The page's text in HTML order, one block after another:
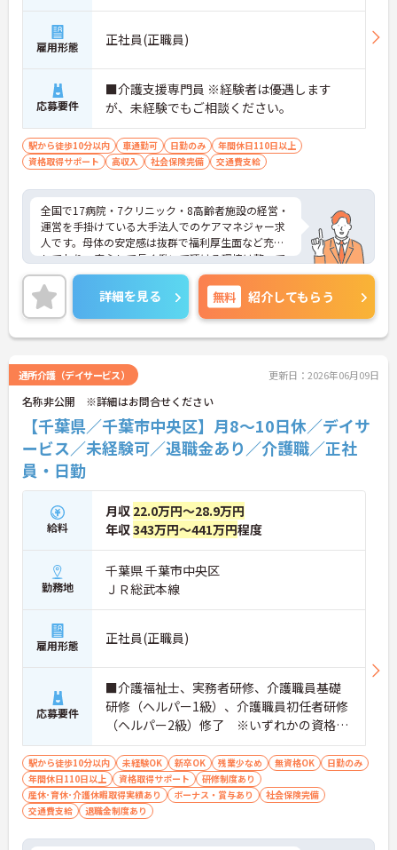
雇用形態 正社員(正職員)
応募要件
■介護支援専門員 ※経験者は優遇します
が、未経験でもご相談ください。
駅から徒歩10分以内 車通勤可 日勤のみ
年間休日110日以上
資格取得サポート
高収入 社会保険完備 交通費支給
全国で17病院・7クリニック・8高齢者施設の経営・
運営を手掛けている大手法人でのケアマネジャー求
人です。母体の安定感は抜群で福利厚生面など充実
しており、安心して長く働いて頂ける環境は整って
おります。年間休日数も120日と多くワークライフ
バランスも取りやすくプライベートの時間も大切に
して頂けます。ご興味のある方はぜひお気軽にお問
い合わせください。
詳細を見る 無料 紹介してもらう
通所介護（デイサービス） 更新日：2026年06月09日
名称非公開 ※詳細はお問合せください
【千葉県／千葉市中央区】月8～10日休／デイサ
ービス／未経験可／退職金あり／介護職／正社
員・日勤
給料
月収 22.0万円～28.9万円
年収343万円～441万円程度
勤務地
千葉県 千葉市中央区
ＪＲ総武本線
雇用形態 正社員(正職員)
応募要件
■介護福祉士、実務者研修、介護職員基礎
研修（ヘルパー1級）、介護職員初任者研修
（ヘルパー2級）修了 ※いずれかの資格を
お持ちの方 ■普通自動車免許（AT限定可）
がある方は尚歓迎 ■経験不問（デイサービ
ス未経験者可）
駅から徒歩10分以内 未経験OK 新卒OK 残業少なめ 無資格OK
日勤のみ
年間休日110日以上
資格取得サポート
研修制度あり
産休･育休･介護休暇取得実績あり
ボーナス・賞与あり
社会保険完備
交通費支給
退職金制度あり